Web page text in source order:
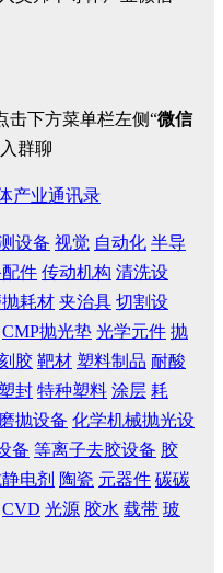
击下方菜单栏左侧“微信
群聊
产业通讯录
设备 视觉 自动化 半导
件 传动机构 清洗设
耗材 夹治具 切割设
CMP抛光垫 光学元件 抛
胶 靶材 塑料制品 耐酸
封 特种塑料 涂层 耗
磨抛设备 化学机械抛光设
备 等离子去胶设备 胶
电剂 陶瓷 元器件 碳碳
CVD 光源 胶水 载带 玻